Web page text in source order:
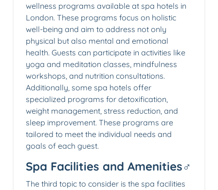
wellness programs available at spa hotels in
London. These programs focus on holistic
well-being and aim to address not only
physical but also mental and emotional
health. Guests can participate in activities like
yoga and meditation classes, mindfulness
workshops, and nutrition consultations.
Additionally, some spa hotels offer
specialized programs for detoxification,
weight management, stress reduction, and
sleep improvement. These programs are
tailored to meet the individual needs and
goals of each guest.
Spa Facilities and Amenities️‍♂️
The third topic to consider is the spa facilities